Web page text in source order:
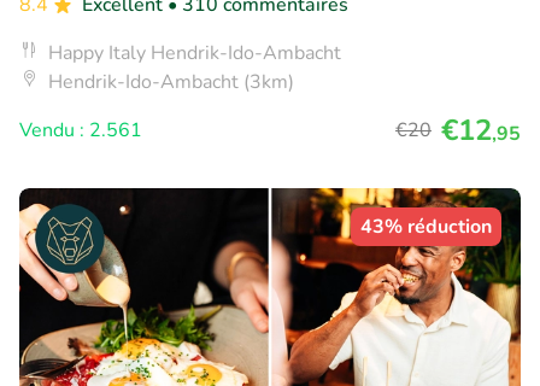
Happy Italy Hendrik-Ido-Ambacht
Hendrik-Ido-Ambacht (3km)
Vendu : 2.561
€20 €12,95
43% réduction